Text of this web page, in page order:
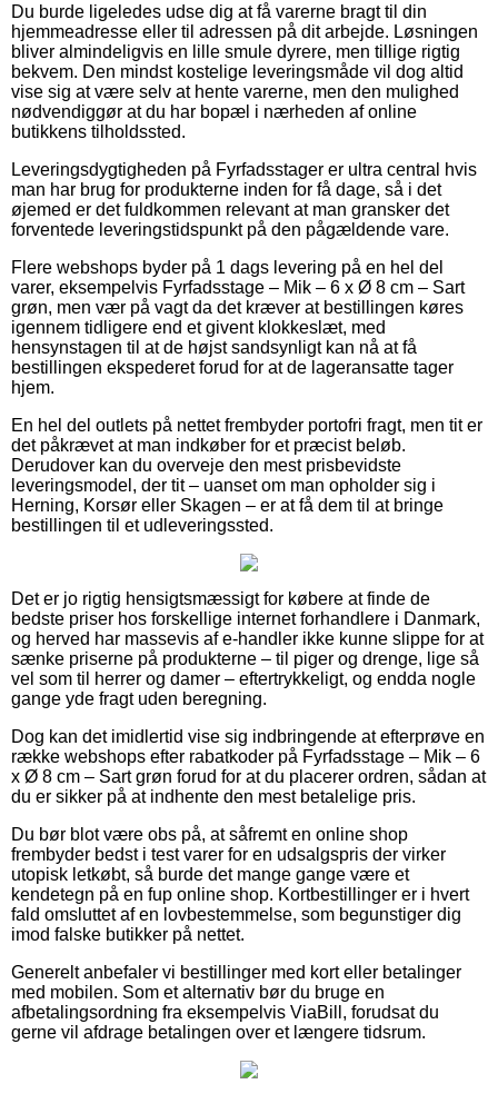
Du burde ligeledes udse dig at få varerne bragt til din
hjemmeadresse eller til adressen på dit arbejde. Løsningen
bliver almindeligvis en lille smule dyrere, men tillige rigtig
bekvem. Den mindst kostelige leveringsmåde vil dog altid
vise sig at være selv at hente varerne, men den mulighed
nødvendiggør at du har bopæl i nærheden af online
butikkens tilholdssted.
Leveringsdygtigheden på Fyrfadsstager er ultra central hvis
man har brug for produkterne inden for få dage, så i det
øjemed er det fuldkommen relevant at man gransker det
forventede leveringstidspunkt på den pågældende vare.
Flere webshops byder på 1 dags levering på en hel del
varer, eksempelvis Fyrfadsstage – Mik – 6 x Ø 8 cm – Sart
grøn, men vær på vagt da det kræver at bestillingen køres
igennem tidligere end et givent klokkeslæt, med
hensynstagen til at de højst sandsynligt kan nå at få
bestillingen ekspederet forud for at de lageransatte tager
hjem.
En hel del outlets på nettet frembyder portofri fragt, men tit er
det påkrævet at man indkøber for et præcist beløb.
Derudover kan du overveje den mest prisbevidste
leveringsmodel, der tit – uanset om man opholder sig i
Herning, Korsør eller Skagen – er at få dem til at bringe
bestillingen til et udleveringssted.
Det er jo rigtig hensigtsmæssigt for købere at finde de
bedste priser hos forskellige internet forhandlere i Danmark,
og herved har massevis af e-handler ikke kunne slippe for at
sænke priserne på produkterne – til piger og drenge, lige så
vel som til herrer og damer – eftertrykkeligt, og endda nogle
gange yde fragt uden beregning.
Dog kan det imidlertid vise sig indbringende at efterprøve en
række webshops efter rabatkoder på Fyrfadsstage – Mik – 6
x Ø 8 cm – Sart grøn forud for at du placerer ordren, sådan at
du er sikker på at indhente den mest betalelige pris.
Du bør blot være obs på, at såfremt en online shop
frembyder bedst i test varer for en udsalgspris der virker
utopisk letkøbt, så burde det mange gange være et
kendetegn på en fup online shop. Kortbestillinger er i hvert
fald omsluttet af en lovbestemmelse, som begunstiger dig
imod falske butikker på nettet.
Generelt anbefaler vi bestillinger med kort eller betalinger
med mobilen. Som et alternativ bør du bruge en
afbetalingsordning fra eksempelvis ViaBill, forudsat du
gerne vil afdrage betalingen over et længere tidsrum.